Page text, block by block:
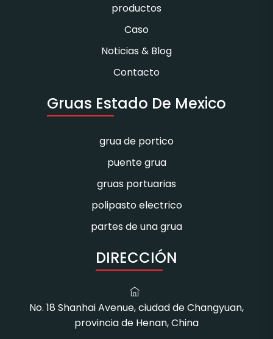
productos
Caso
Noticias & Blog
Contacto
Gruas Estado De Mexico
grua de portico
puente grua
gruas portuarias
polipasto electrico
partes de una grua
DIRECCIÓN
No. 18 Shanhai Avenue, ciudad de Changyuan,
provincia de Henan, China